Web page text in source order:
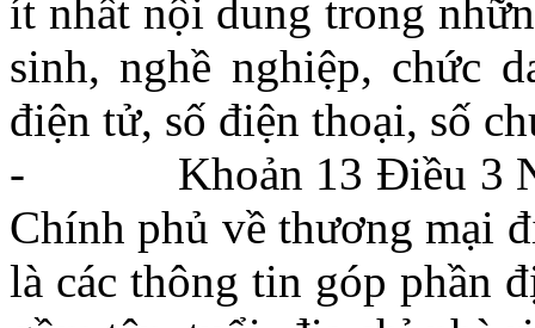
ít nhất nội dung trong
sinh, nghề nghiệp, chức
điện tử, số điện thoại, số
- Khoản 13 Điều 3
Chính phủ về thương mại
là các thông tin góp phần